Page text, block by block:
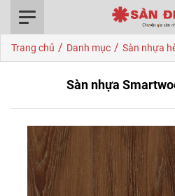
Trang chủ / Danh mục / Sàn nhựa
Sàn nhựa